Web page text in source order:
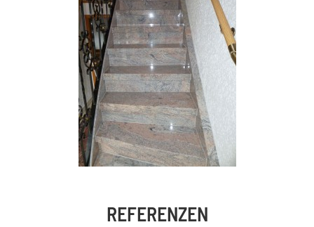
REFERENZEN